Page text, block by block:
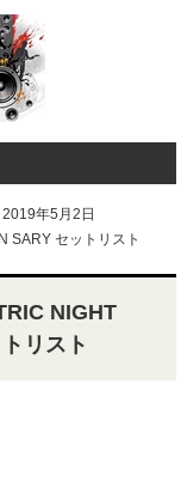
2019年5月2日
SARY セットリスト
NIGHT
リスト